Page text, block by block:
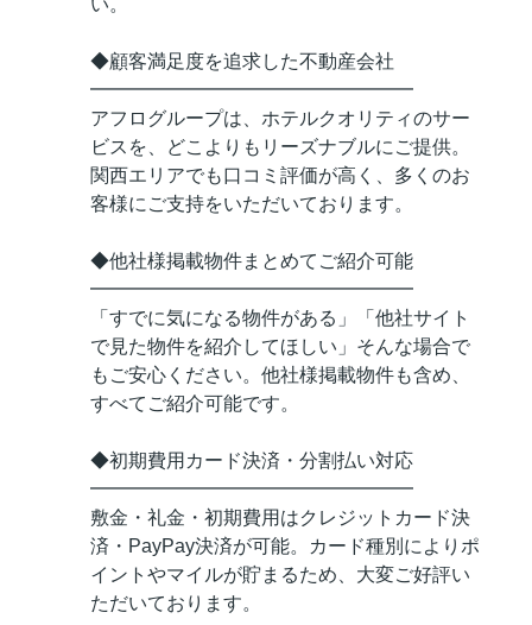
い。
◆顧客満足度を追求した不動産会社
━━━━━━━━━━━━━━━━━
アフログループは、ホテルクオリティのサー
ビスを、どこよりもリーズナブルにご提供。
関西エリアでも口コミ評価が高く、多くのお
客様にご支持をいただいております。
◆他社様掲載物件まとめてご紹介可能
━━━━━━━━━━━━━━━━━
「すでに気になる物件がある」「他社サイト
で見た物件を紹介してほしい」そんな場合で
もご安心ください。他社様掲載物件も含め、
すべてご紹介可能です。
◆初期費用カード決済・分割払い対応
━━━━━━━━━━━━━━━━━
敷金・礼金・初期費用はクレジットカード決
済・PayPay決済が可能。カード種別によりポ
イントやマイルが貯まるため、大変ご好評い
ただいております。